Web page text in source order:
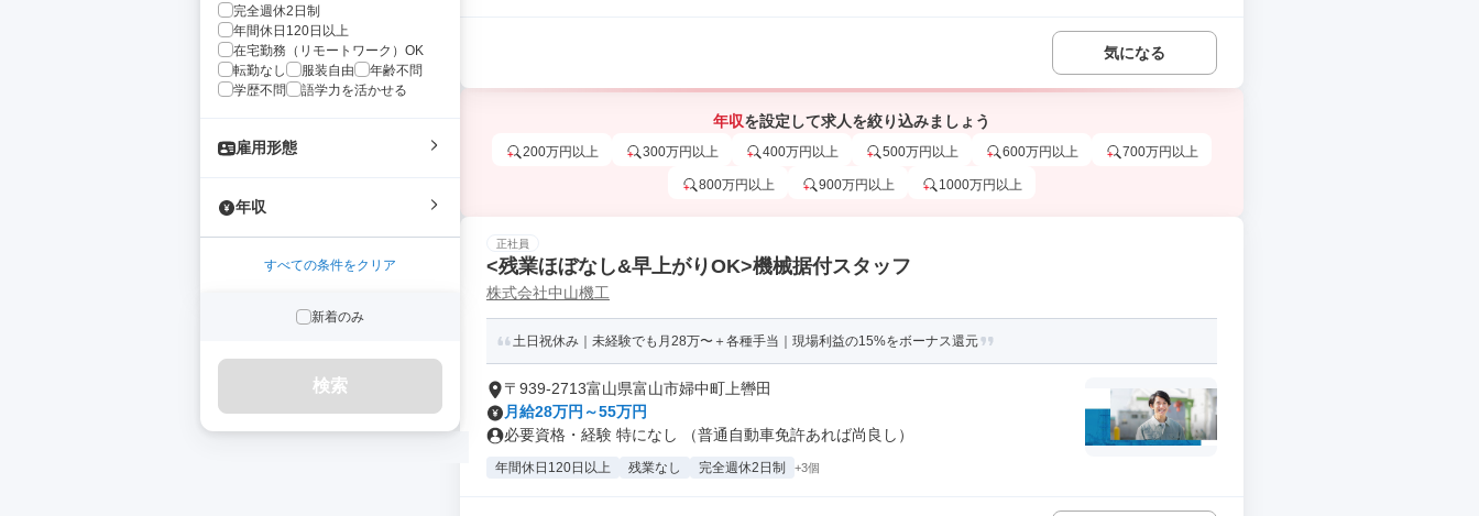
完全週休2日制
年間休日120日以上
在宅勤務（リモートワーク）OK
転勤なし
服装自由
年齢不問
学歴不問
語学力を活かせる
雇用形態
年収
すべての条件をクリア
新着のみ
検索
気になる
年収を設定して求人を絞り込みましょう
200万円以上 300万円以上 400万円以上 500万円以上 600万円以上 700万円以上
800万円以上 900万円以上 1000万円以上
正社員
<残業ほぼなし&早上がりOK>機械据付スタッフ
株式会社中山機工
土日祝休み｜未経験でも月28万〜＋各種手当｜現場利益の15%をボーナス還元
〒939-2713富山県富山市婦中町上轡田
月給28万円～55万円
必要資格・経験 特になし （普通自動車免許あれば尚良し）
年間休日120日以上 残業なし 完全週休2日制 +3個